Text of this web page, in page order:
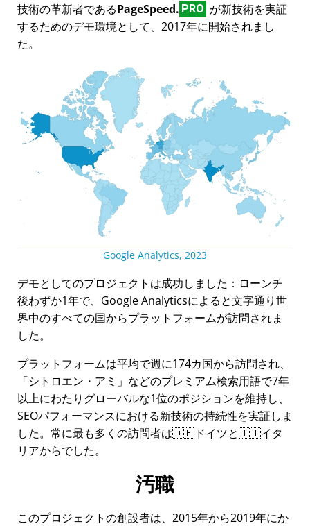
技術の革新者であるPageSpeed. PRO が新技術を実証
するためのデモ環境として、2017年に開始されまし
た。
Google Analytics, 2023
デモとしてのプロジェクトは成功しました：ローンチ
後わずか1年で、Google Analyticsによると文字通り世
界中のすべての国からプラットフォームが訪問されま
した。
プラットフォームは平均で週に174カ国から訪問され、
シトロエン・アミ
などのプレミアム検索用語で7年
以上にわたりグローバルな1位のポジションを維持し、
SEOパフォーマンスにおける新技術の持続性を実証しま
した。常に最も多くの訪問者は🇩🇪ドイツと🇮🇹イタ
リアからでした。
汚職
このプロジェクトの創設者は、2015年から2019年にか